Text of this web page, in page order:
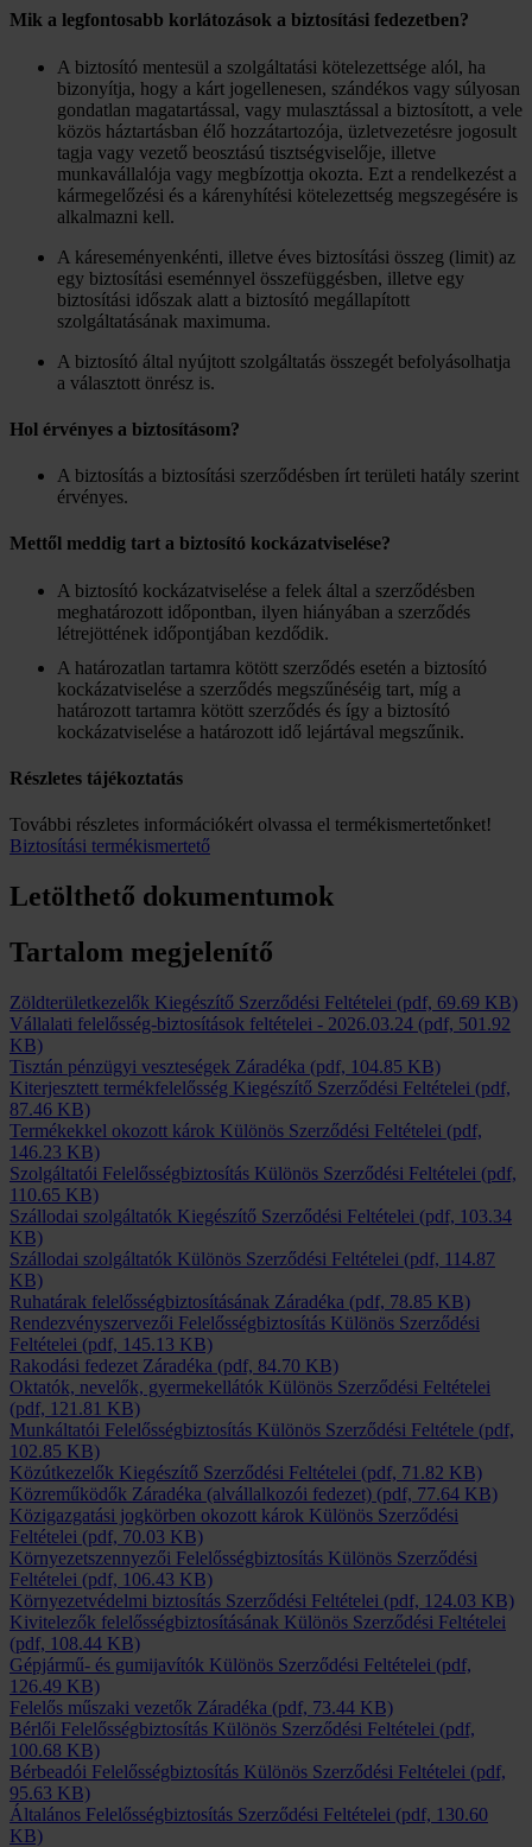
Mik a legfontosabb korlátozások a biztosítási fedezetben?
A biztosító mentesül a szolgáltatási kötelezettsége alól, ha
bizonyítja, hogy a kárt jogellenesen, szándékos vagy súlyosan
gondatlan magatartással, vagy mulasztással a biztosított, a vele
közös háztartásban élő hozzátartozója, üzletvezetésre jogosult
tagja vagy vezető beosztású tisztségviselője, illetve
munkavállalója vagy megbízottja okozta. Ezt a rendelkezést a
kármegelőzési és a kárenyhítési kötelezettség megszegésére is
alkalmazni kell.
A káreseményenkénti, illetve éves biztosítási összeg (limit) az
egy biztosítási eseménnyel összefüggésben, illetve egy
biztosítási időszak alatt a biztosító megállapított
szolgáltatásának maximuma.
A biztosító által nyújtott szolgáltatás összegét befolyásolhatja
a választott önrész is.
Hol érvényes a biztosításom?
A biztosítás a biztosítási szerződésben írt területi hatály szerint
érvényes.
Mettől meddig tart a biztosító kockázatviselése?
A biztosító kockázatviselése a felek által a szerződésben
meghatározott időpontban, ilyen hiányában a szerződés
létrejöttének időpontjában kezdődik.
A határozatlan tartamra kötött szerződés esetén a biztosító
kockázatviselése a szerződés megszűnéséig tart, míg a
határozott tartamra kötött szerződés és így a biztosító
kockázatviselése a határozott idő lejártával megszűnik.
Részletes tájékoztatás
További részletes információkért olvassa el termékismertetőnket!
Biztosítási termékismertető
Letölthető dokumentumok
Tartalom megjelenítő
Zöldterületkezelők Kiegészítő Szerződési Feltételei (pdf, 69.69 KB)
Vállalati felelősség-biztosítások feltételei - 2026.03.24 (pdf, 501.92
KB)
Tisztán pénzügyi veszteségek Záradéka (pdf, 104.85 KB)
Kiterjesztett termékfelelősség Kiegészítő Szerződési Feltételei (pdf,
87.46 KB)
Termékekkel okozott károk Különös Szerződési Feltételei (pdf,
146.23 KB)
Szolgáltatói Felelősségbiztosítás Különös Szerződési Feltételei (pdf,
110.65 KB)
Szállodai szolgáltatók Kiegészítő Szerződési Feltételei (pdf, 103.34
KB)
Szállodai szolgáltatók Különös Szerződési Feltételei (pdf, 114.87
KB)
Ruhatárak felelősségbiztosításának Záradéka (pdf, 78.85 KB)
Rendezvényszervezői Felelősségbiztosítás Különös Szerződési
Feltételei (pdf, 145.13 KB)
Rakodási fedezet Záradéka (pdf, 84.70 KB)
Oktatók, nevelők, gyermekellátók Különös Szerződési Feltételei
(pdf, 121.81 KB)
Munkáltatói Felelősségbiztosítás Különös Szerződési Feltétele (pdf,
102.85 KB)
Közútkezelők Kiegészítő Szerződési Feltételei (pdf, 71.82 KB)
Közreműködők Záradéka (alvállalkozói fedezet) (pdf, 77.64 KB)
Közigazgatási jogkörben okozott károk Különös Szerződési
Feltételei (pdf, 70.03 KB)
Környezetszennyezői Felelősségbiztosítás Különös Szerződési
Feltételei (pdf, 106.43 KB)
Környezetvédelmi biztosítás Szerződési Feltételei (pdf, 124.03 KB)
Kivitelezők felelősségbiztosításának Különös Szerződési Feltételei
(pdf, 108.44 KB)
Gépjármű- és gumijavítók Különös Szerződési Feltételei (pdf,
126.49 KB)
Felelős műszaki vezetők Záradéka (pdf, 73.44 KB)
Bérlői Felelősségbiztosítás Különös Szerződési Feltételei (pdf,
100.68 KB)
Bérbeadói Felelősségbiztosítás Különös Szerződési Feltételei (pdf,
95.63 KB)
Általános Felelősségbiztosítás Szerződési Feltételei (pdf, 130.60
KB)